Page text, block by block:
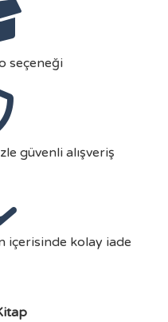
seçeneği
güvenli alışveriş
içerisinde kolay iade